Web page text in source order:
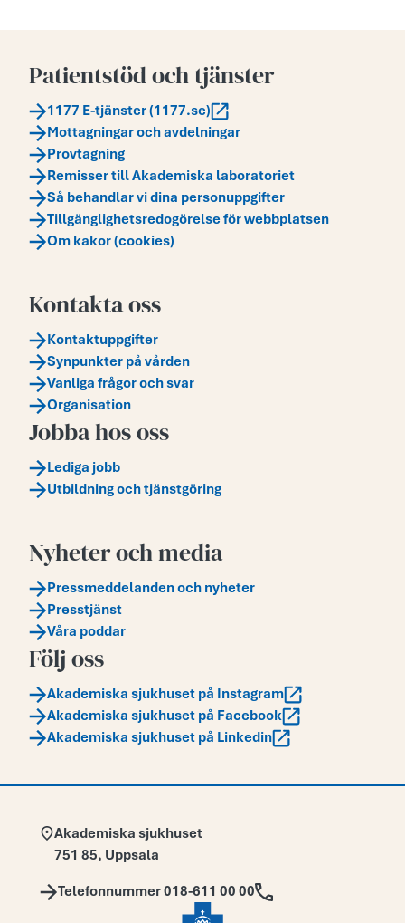
Patientstöd och tjänster
1177 E-tjänster (1177.se)
Mottagningar och avdelningar
Provtagning
Remisser till Akademiska laboratoriet
Så behandlar vi dina personuppgifter
Tillgänglighetsredogörelse för webbplatsen
Om kakor (cookies)
Kontakta oss
Kontaktuppgifter
Synpunkter på vården
Vanliga frågor och svar
Organisation
Jobba hos oss
Lediga jobb
Utbildning och tjänstgöring
Nyheter och media
Pressmeddelanden och nyheter
Presstjänst
Våra poddar
Följ oss
Akademiska sjukhuset på Instagram
Akademiska sjukhuset på Facebook
Akademiska sjukhuset på Linkedin
Adress:
Akademiska sjukhuset
751 85, Uppsala
Telefon:
Telefonnummer 018-611 00 00